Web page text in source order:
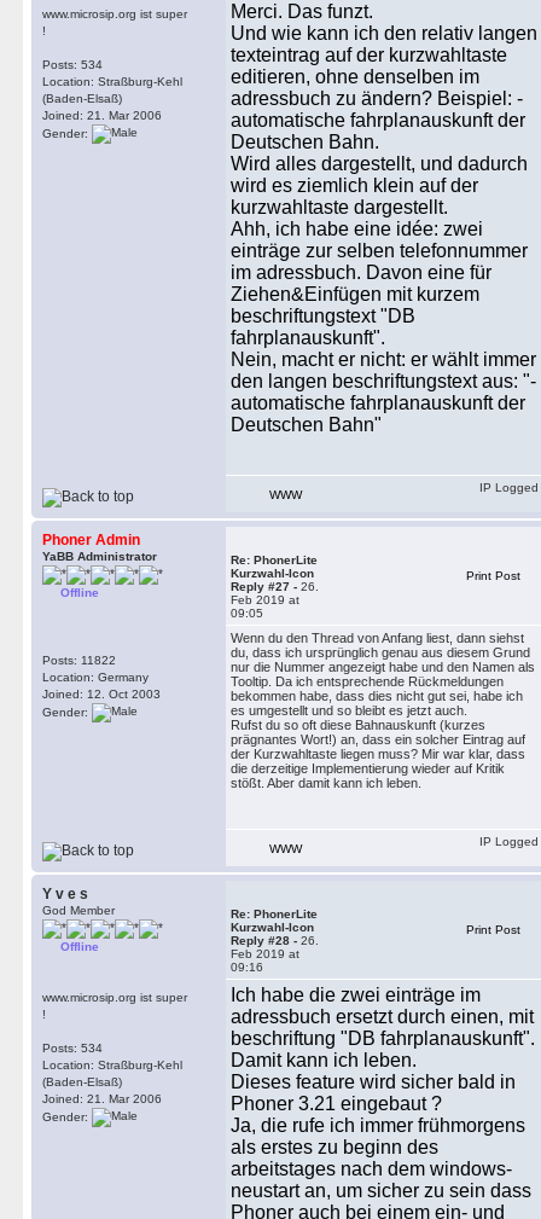
www.microsip.org ist super
!
Posts: 534
Location: Straßburg-Kehl
(Baden-Elsaß)
Joined: 21. Mar 2006
Gender:
Merci. Das funzt.
Und wie kann ich den relativ langen
texteintrag auf der kurzwahltaste
editieren, ohne denselben im
adressbuch zu ändern? Beispiel: -
automatische fahrplanauskunft der
Deutschen Bahn.
Wird alles dargestellt, und dadurch
wird es ziemlich klein auf der
kurzwahltaste dargestellt.
Ahh, ich habe eine idée: zwei
einträge zur selben telefonnummer
im adressbuch. Davon eine für
Ziehen&Einfügen mit kurzem
beschriftungstext "DB
fahrplanauskunft".
Nein, macht er nicht: er wählt immer
den langen beschriftungstext aus: "-
automatische fahrplanauskunft der
Deutschen Bahn"
WWW
IP Logged
Phoner Admin
YaBB Administrator
Offline
Posts: 11822
Location: Germany
Joined: 12. Oct 2003
Gender:
Re: PhonerLite
Kurzwahl-Icon
Reply #27 - 26.
Feb 2019 at
09:05
Print Post
Wenn du den Thread von Anfang liest, dann siehst
du, dass ich ursprünglich genau aus diesem Grund
nur die Nummer angezeigt habe und den Namen als
Tooltip. Da ich entsprechende Rückmeldungen
bekommen habe, dass dies nicht gut sei, habe ich
es umgestellt und so bleibt es jetzt auch.
Rufst du so oft diese Bahnauskunft (kurzes
prägnantes Wort!) an, dass ein solcher Eintrag auf
der Kurzwahltaste liegen muss? Mir war klar, dass
die derzeitige Implementierung wieder auf Kritik
stößt. Aber damit kann ich leben.
WWW
IP Logged
Y v e s
God Member
Offline
www.microsip.org ist super
!
Posts: 534
Location: Straßburg-Kehl
(Baden-Elsaß)
Joined: 21. Mar 2006
Gender:
Re: PhonerLite
Kurzwahl-Icon
Reply #28 - 26.
Feb 2019 at
09:16
Print Post
Ich habe die zwei einträge im
adressbuch ersetzt durch einen, mit
beschriftung "DB fahrplanauskunft".
Damit kann ich leben.
Dieses feature wird sicher bald in
Phoner 3.21 eingebaut ?
Ja, die rufe ich immer frühmorgens
als erstes zu beginn des
arbeitstages nach dem windows-
neustart an, um sicher zu sein dass
Phoner auch bei einem ein- und